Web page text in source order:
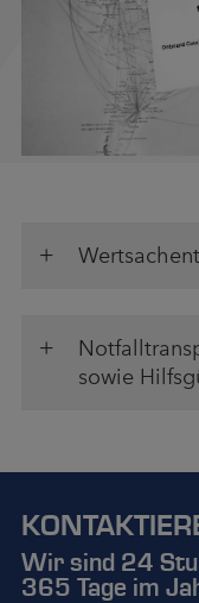
sowie
Wir sind 24
365 Tage im